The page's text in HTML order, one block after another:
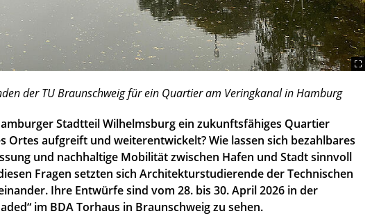
der TU Braunschweig für ein Quartier am Veringkanal in Hamburg
Stadtteil Wilhelmsburg ein zukunftsfähiges Quartier
Ortes aufgreift und weiterentwickelt? Wie lassen sich bezahlbares
und nachhaltige Mobilität zwischen Hafen und Stadt sinnvoll
Fragen setzten sich Architekturstudierende der Technischen
Ihre Entwürfe sind vom 28. bis 30. April 2026 in der
im BDA Torhaus in Braunschweig zu sehen.